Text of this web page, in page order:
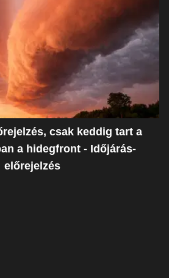
csak keddig tart a
a hidegfront - Időjárás-
előrejelzés